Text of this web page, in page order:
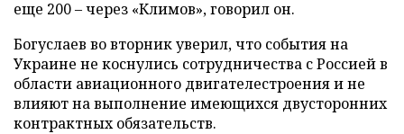
еще 200 – через «Климов», говорил он.
Богуслаев во вторник уверил, что события на
Украине не коснулись сотрудничества с Россией в
области авиационного двигателестроения и не
влияют на выполнение имеющихся двусторонних
контрактных обязательств.